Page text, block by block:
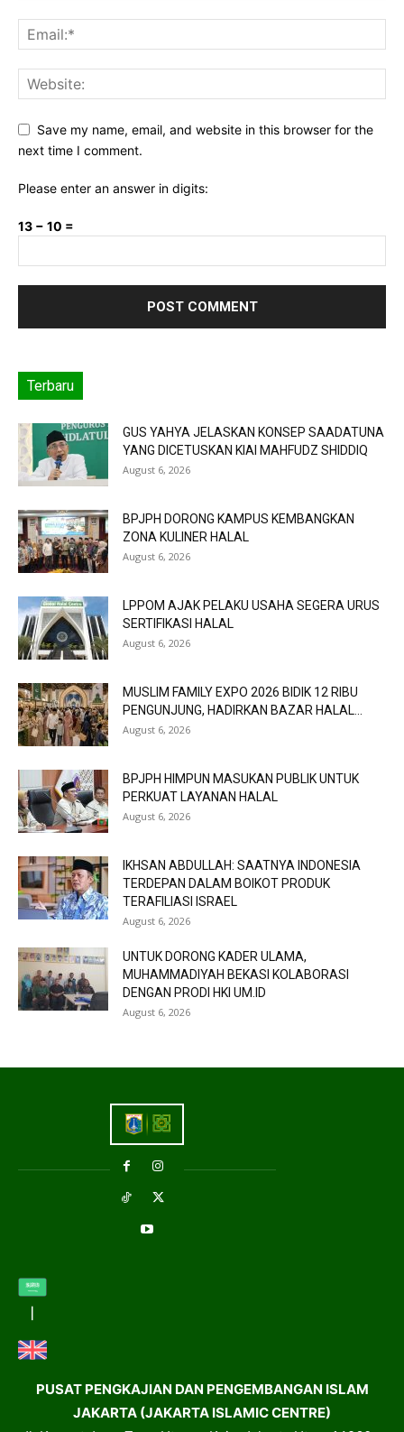
Save my name, email, and website in this browser for the
next time I comment.
Please enter an answer in digits:
13 − 10 =
Terbaru
GUS YAHYA JELASKAN KONSEP SAADATUNA
YANG DICETUSKAN KIAI MAHFUDZ SHIDDIQ
August 6, 2026
BPJPH DORONG KAMPUS KEMBANGKAN
ZONA KULINER HALAL
August 6, 2026
LPPOM AJAK PELAKU USAHA SEGERA URUS
SERTIFIKASI HALAL
August 6, 2026
MUSLIM FAMILY EXPO 2026 BIDIK 12 RIBU
PENGUNJUNG, HADIRKAN BAZAR HALAL...
August 6, 2026
BPJPH HIMPUN MASUKAN PUBLIK UNTUK
PERKUAT LAYANAN HALAL
August 6, 2026
IKHSAN ABDULLAH: SAATNYA INDONESIA
TERDEPAN DALAM BOIKOT PRODUK
TERAFILIASI ISRAEL
August 6, 2026
UNTUK DORONG KADER ULAMA,
MUHAMMADIYAH BEKASI KOLABORASI
DENGAN PRODI HKI UM.ID
August 6, 2026
PUSAT PENGKAJIAN DAN PENGEMBANGAN ISLAM
JAKARTA (JAKARTA ISLAMIC CENTRE)